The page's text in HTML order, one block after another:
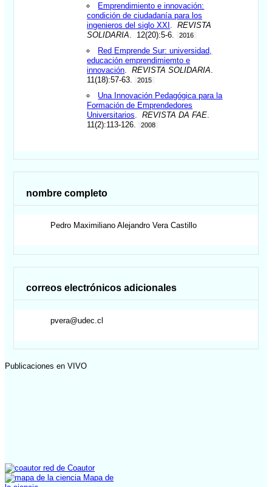
Emprendimiento e innovación:
condición de ciudadanía para los
ingenieros del siglo XXI
.REVISTA
SOLIDARIA . 12(20):5-6. 2016
Red Emprende Sur: universidad,
educación emprendimiemto e
innovación .REVISTA SOLIDARIA
11(18):57-63.
2015
Una Innovación Pedagógica para la
Formación de Emprendedores
Universitarios .REVISTA DA FAE
11(2):113-126.
2008
nombre completo
Pedro Maximiliano Alejandro Vera Castillo
correos electrónicos adicionales
pvera@udec.cl
Publicaciones en VIVO
red de Coautor
Mapa de